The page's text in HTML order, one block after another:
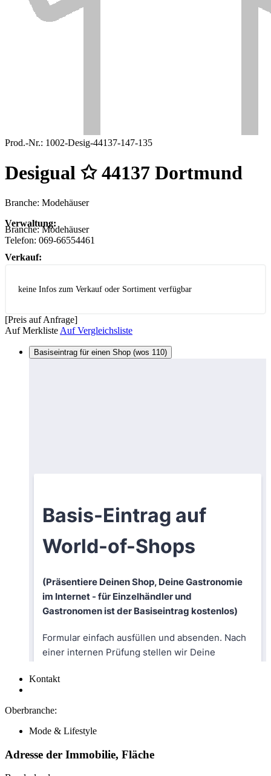
Prod.-Nr.: 1002-Desig-44137-147-135
Desigual ✩ 44137 Dortmund
Branche: Modehäuser
Verwaltung:
Branche:Modehäuser
Telefon: 069-66554461
Verkauf:
keine Infos zum Verkauf oder Sortiment verfügbar
[Preis auf Anfrage]
Auf Merkliste Auf Vergleichsliste
Basiseintrag für einen Shop (wos 110)
Kontakt
Oberbranche:
Mode & Lifestyle
Adresse der Immobilie, Fläche